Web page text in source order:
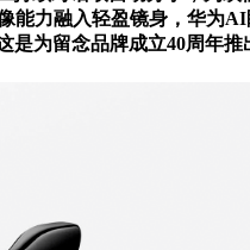
能力融入轻盈镜身，华为
是为留念品牌成立40周年